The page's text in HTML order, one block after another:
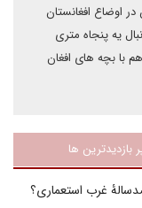
اوضاع افغانستان
یه پنجاه متری
با بچه های افغان
بازدیدترین ها
غرب استعماری؟